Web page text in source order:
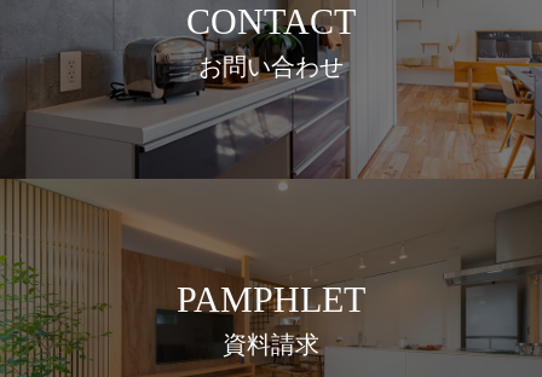
CONTACT
お問い合わせ
PAMPHLET
資料請求